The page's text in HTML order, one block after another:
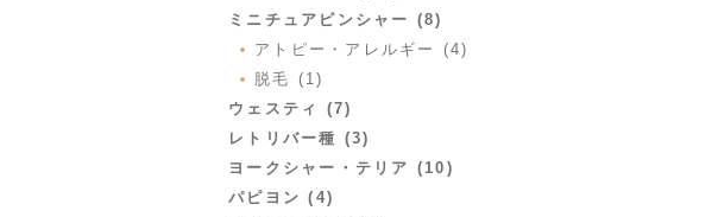
ミニチュアピンシャー (8)
アトピー・アレルギー (4)
脱毛 (1)
ウェスティ (7)
レトリバー種 (3)
ヨークシャー・テリア (10)
パピヨン (4)